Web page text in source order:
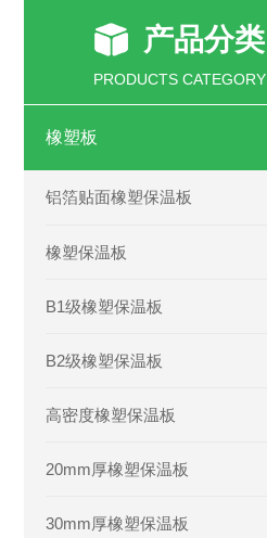
产品分类
PRODUCTS CATEGORY
橡塑板
铝箔贴面橡塑保温板
橡塑保温板
B1级橡塑保温板
B2级橡塑保温板
高密度橡塑保温板
20mm厚橡塑保温板
30mm厚橡塑保温板